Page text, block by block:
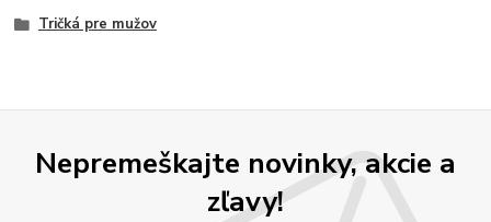
Tričká pre mužov
Nepremeškajte novinky, akcie a
zľavy!